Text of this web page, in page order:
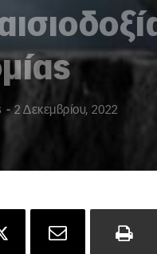
- 2 Δεκεμβρίου, 2022